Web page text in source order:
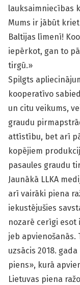
lauksaimniecības
Mums ir jābūt
Baltijas līmenī!
iepērkot, gan to
tirgū.»
Spilgts
kooperatīvo
un citu veikums,
graudu
attīstību, bet arī
kopējiem
pasaules graudu
Jaunākā LLKA
arī vairāki piena
iekustējušies
nozarē cerīgi esot
jeb
uzsācis 2018.
piens», kurā
Lietuvas piena